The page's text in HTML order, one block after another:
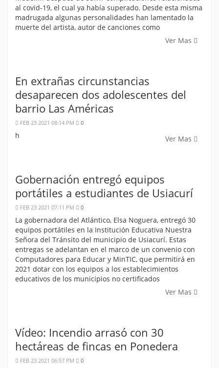
al covid-19, el cual ya había superado. Desde esta misma
madrugada algunas personalidades han lamentado la
muerte del artista, autor de canciones como
Ver Mas
En extrañas circunstancias
desaparecen dos adolescentes del
barrio Las Américas
FEB 23 2021 08:14 PM 0
h Ver Mas
Gobernación entregó equipos
portátiles a estudiantes de Usiacurí
FEB 23 2021 07:11 PM 0
La gobernadora del Atlántico, Elsa Noguera, entregó 30
equipos portátiles en la Institución Educativa Nuestra
Señora del Tránsito del municipio de Usiacurí. Estas
entregas se adelantan en el marco de un convenio con
Computadores para Educar y MinTIC, que permitirá en
2021 dotar con los equipos a los establecimientos
educativos de los municipios no certificados
Ver Mas
Vídeo: Incendio arrasó con 30
hectáreas de fincas en Ponedera
FEB 23 2021 06:57 PM 0